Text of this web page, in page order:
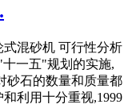
式混砂机 可行性分析
一五"规划的实施,
砂石的数量和质量都
利用十分重视,1999